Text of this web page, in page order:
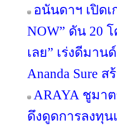
อนันดาฯ เปิด
NOW” ดัน 20
เลย” เร่งดีมา
Ananda Sure
ARAYA ชูมา
ดึงดูดการลงทุ